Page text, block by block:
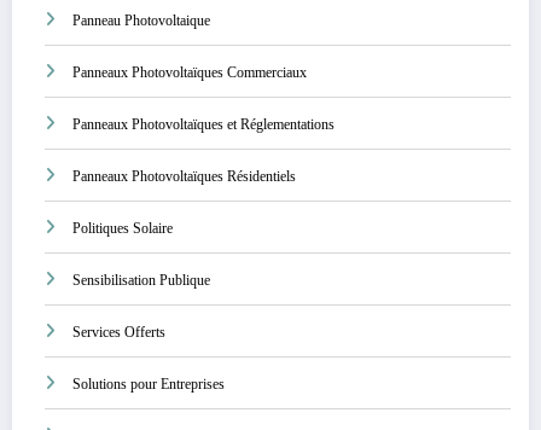
Panneau Photovoltaique
Panneaux Photovoltaïques Commerciaux
Panneaux Photovoltaïques et Réglementations
Panneaux Photovoltaïques Résidentiels
Politiques Solaire
Sensibilisation Publique
Services Offerts
Solutions pour Entreprises